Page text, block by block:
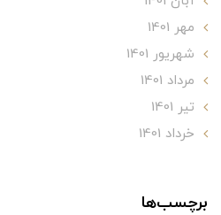
مهر 1401
شهریور 1401
مرداد 1401
تير 1401
خرداد 1401
برچسب‌ها